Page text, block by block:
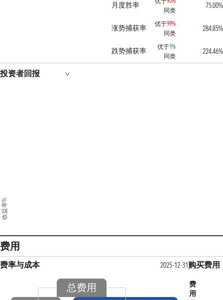
月度胜率
同类
75.00%
涨势捕获率 优于99%
同类
284.85%
跌势捕获率 优于1%
同类
224.46%
投资者回报
收益率%
费用
费率与成本 2025-12-31
总费用
购买费用
费
用